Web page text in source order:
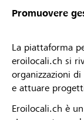
Promuovere
La piattaforma
eroilocali.ch si
organizzazioni
e attuare
Eroilocali.ch è